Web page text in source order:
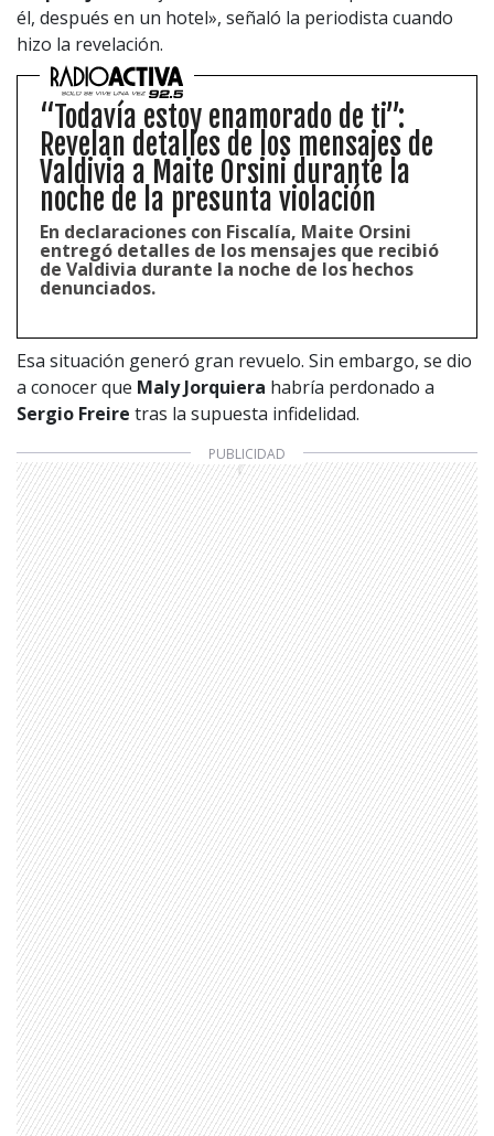
él, después en un hotel», señaló la periodista cuando
hizo la revelación.
“Todavía estoy enamorado de ti”:
Revelan detalles de los mensajes de
Valdivia a Maite Orsini durante la
noche de la presunta violación
En declaraciones con Fiscalía, Maite Orsini
entregó detalles de los mensajes que recibió
de Valdivia durante la noche de los hechos
denunciados.
Esa situación generó gran revuelo. Sin embargo, se dio
a conocer que Maly Jorquiera habría perdonado a
Sergio Freire tras la supuesta infidelidad.